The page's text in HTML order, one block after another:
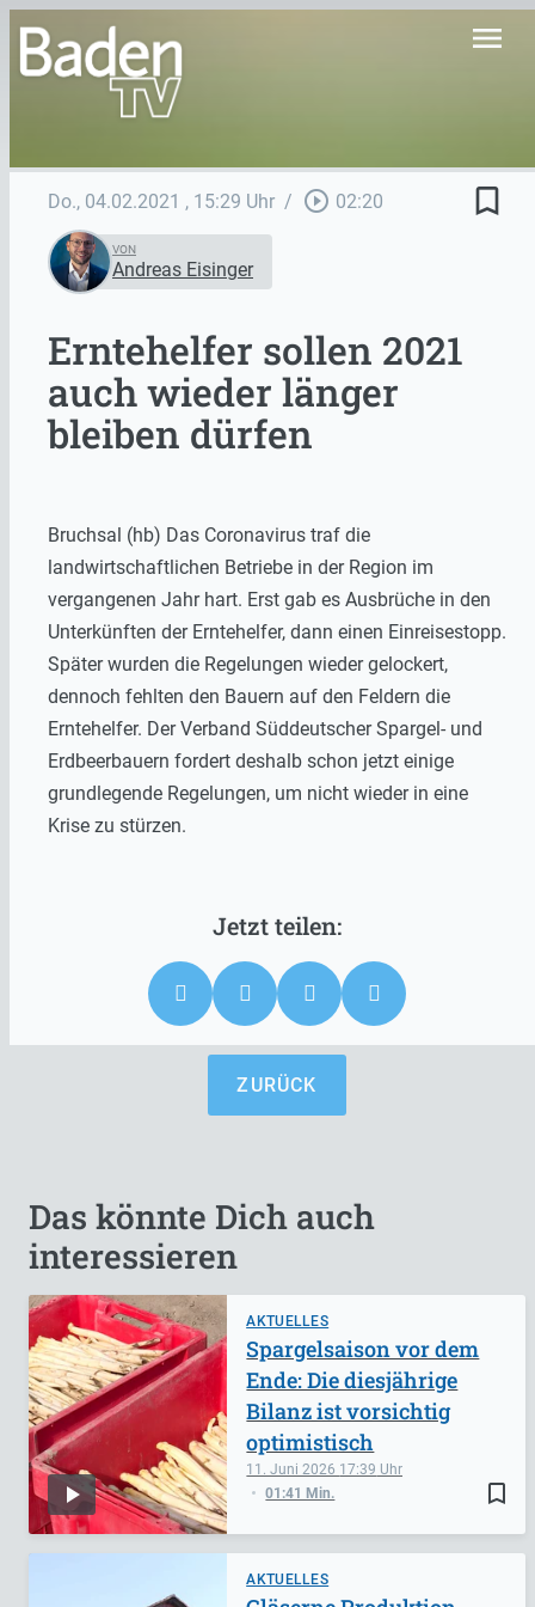
menu
Do., 04.02.2021 , 15:29 Uhr / play_circle_outline 02:20 bookmark_border
VON
Andreas Eisinger
Erntehelfer sollen 2021
auch wieder länger
bleiben dürfen
Bruchsal (hb) Das Coronavirus traf die
landwirtschaftlichen Betriebe in der Region im
vergangenen Jahr hart. Erst gab es Ausbrüche in den
Unterkünften der Erntehelfer, dann einen Einreisestopp.
Später wurden die Regelungen wieder gelockert,
dennoch fehlten den Bauern auf den Feldern die
Erntehelfer. Der Verband Süddeutscher Spargel- und
Erdbeerbauern fordert deshalb schon jetzt einige
grundlegende Regelungen, um nicht wieder in eine
Krise zu stürzen.
ZURÜCK
Das könnte Dich auch
interessieren
AKTUELLES
bookmark_border
11. Juni 2026 17:39
01:41 Min.
Spargelsaison vor dem
Ende: Die diesjährige
Bilanz ist vorsichtig
optimistisch
AKTUELLES